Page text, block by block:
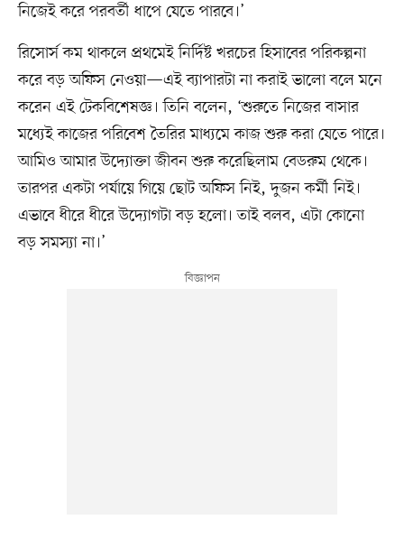
নিজেই করে পরবর্তী ধাপে যেতে পারবে।’
রিসোর্স কম থাকলে প্রথমেই নির্দিষ্ট খরচের হিসাবের পরিকল্পনা
করে বড় অফিস নেওয়া—এই ব্যাপারটা না করাই ভালো বলে মনে
করেন এই টেকবিশেষজ্ঞ। তিনি বলেন, ‘শুরুতে নিজের বাসার
মধ্যেই কাজের পরিবেশ তৈরির মাধ্যমে কাজ শুরু করা যেতে পারে।
আমিও আমার উদ্যোক্তা জীবন শুরু করেছিলাম বেডরুম থেকে।
তারপর একটা পর্যায়ে গিয়ে ছোট অফিস নিই, দুজন কর্মী নিই।
এভাবে ধীরে ধীরে উদ্যোগটা বড় হলো। তাই বলব, এটা কোনো
বড় সমস্যা না।’